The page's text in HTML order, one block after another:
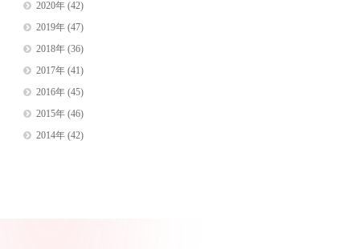
2020年(42)
2019年(47)
2018年(36)
2017年(41)
2016年(45)
2015年(46)
2014年(42)